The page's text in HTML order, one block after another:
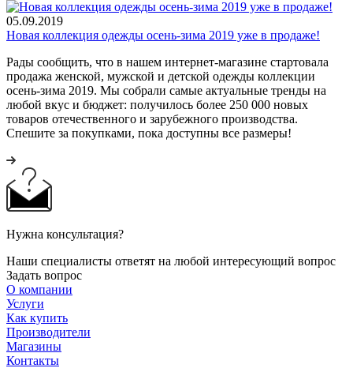
05.09.2019
Новая коллекция одежды осень-зима 2019 уже в продаже!
Рады сообщить, что в нашем интернет-магазине стартовала
продажа женской, мужской и детской одежды коллекции
осень-зима 2019. Мы собрали самые актуальные тренды на
любой вкус и бюджет: получилось более 250 000 новых
товаров отечественного и зарубежного производства.
Спешите за покупками, пока доступны все размеры!
Нужна консультация?
Наши специалисты ответят на любой интересующий вопрос
Задать вопрос
О компании
Услуги
Как купить
Производители
Магазины
Контакты